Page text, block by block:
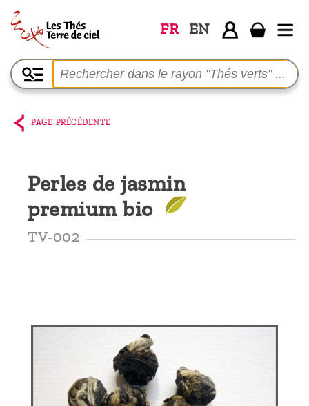
FR EN
Accueil
La
boutique
Parmi les
producteurs,
Découvrir
PAGE PRÉCÉDENTE
Perles de jasmin
premium bio
TV-002